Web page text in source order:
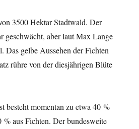
3500 Hektar Stadtwald. Der
geschwächt, aber laut Max Lange
Das gelbe Aussehen der Fichten
rühre von der diesjährigen Blüte
besteht momentan zu etwa 40 %
% aus Fichten. Der bundesweite